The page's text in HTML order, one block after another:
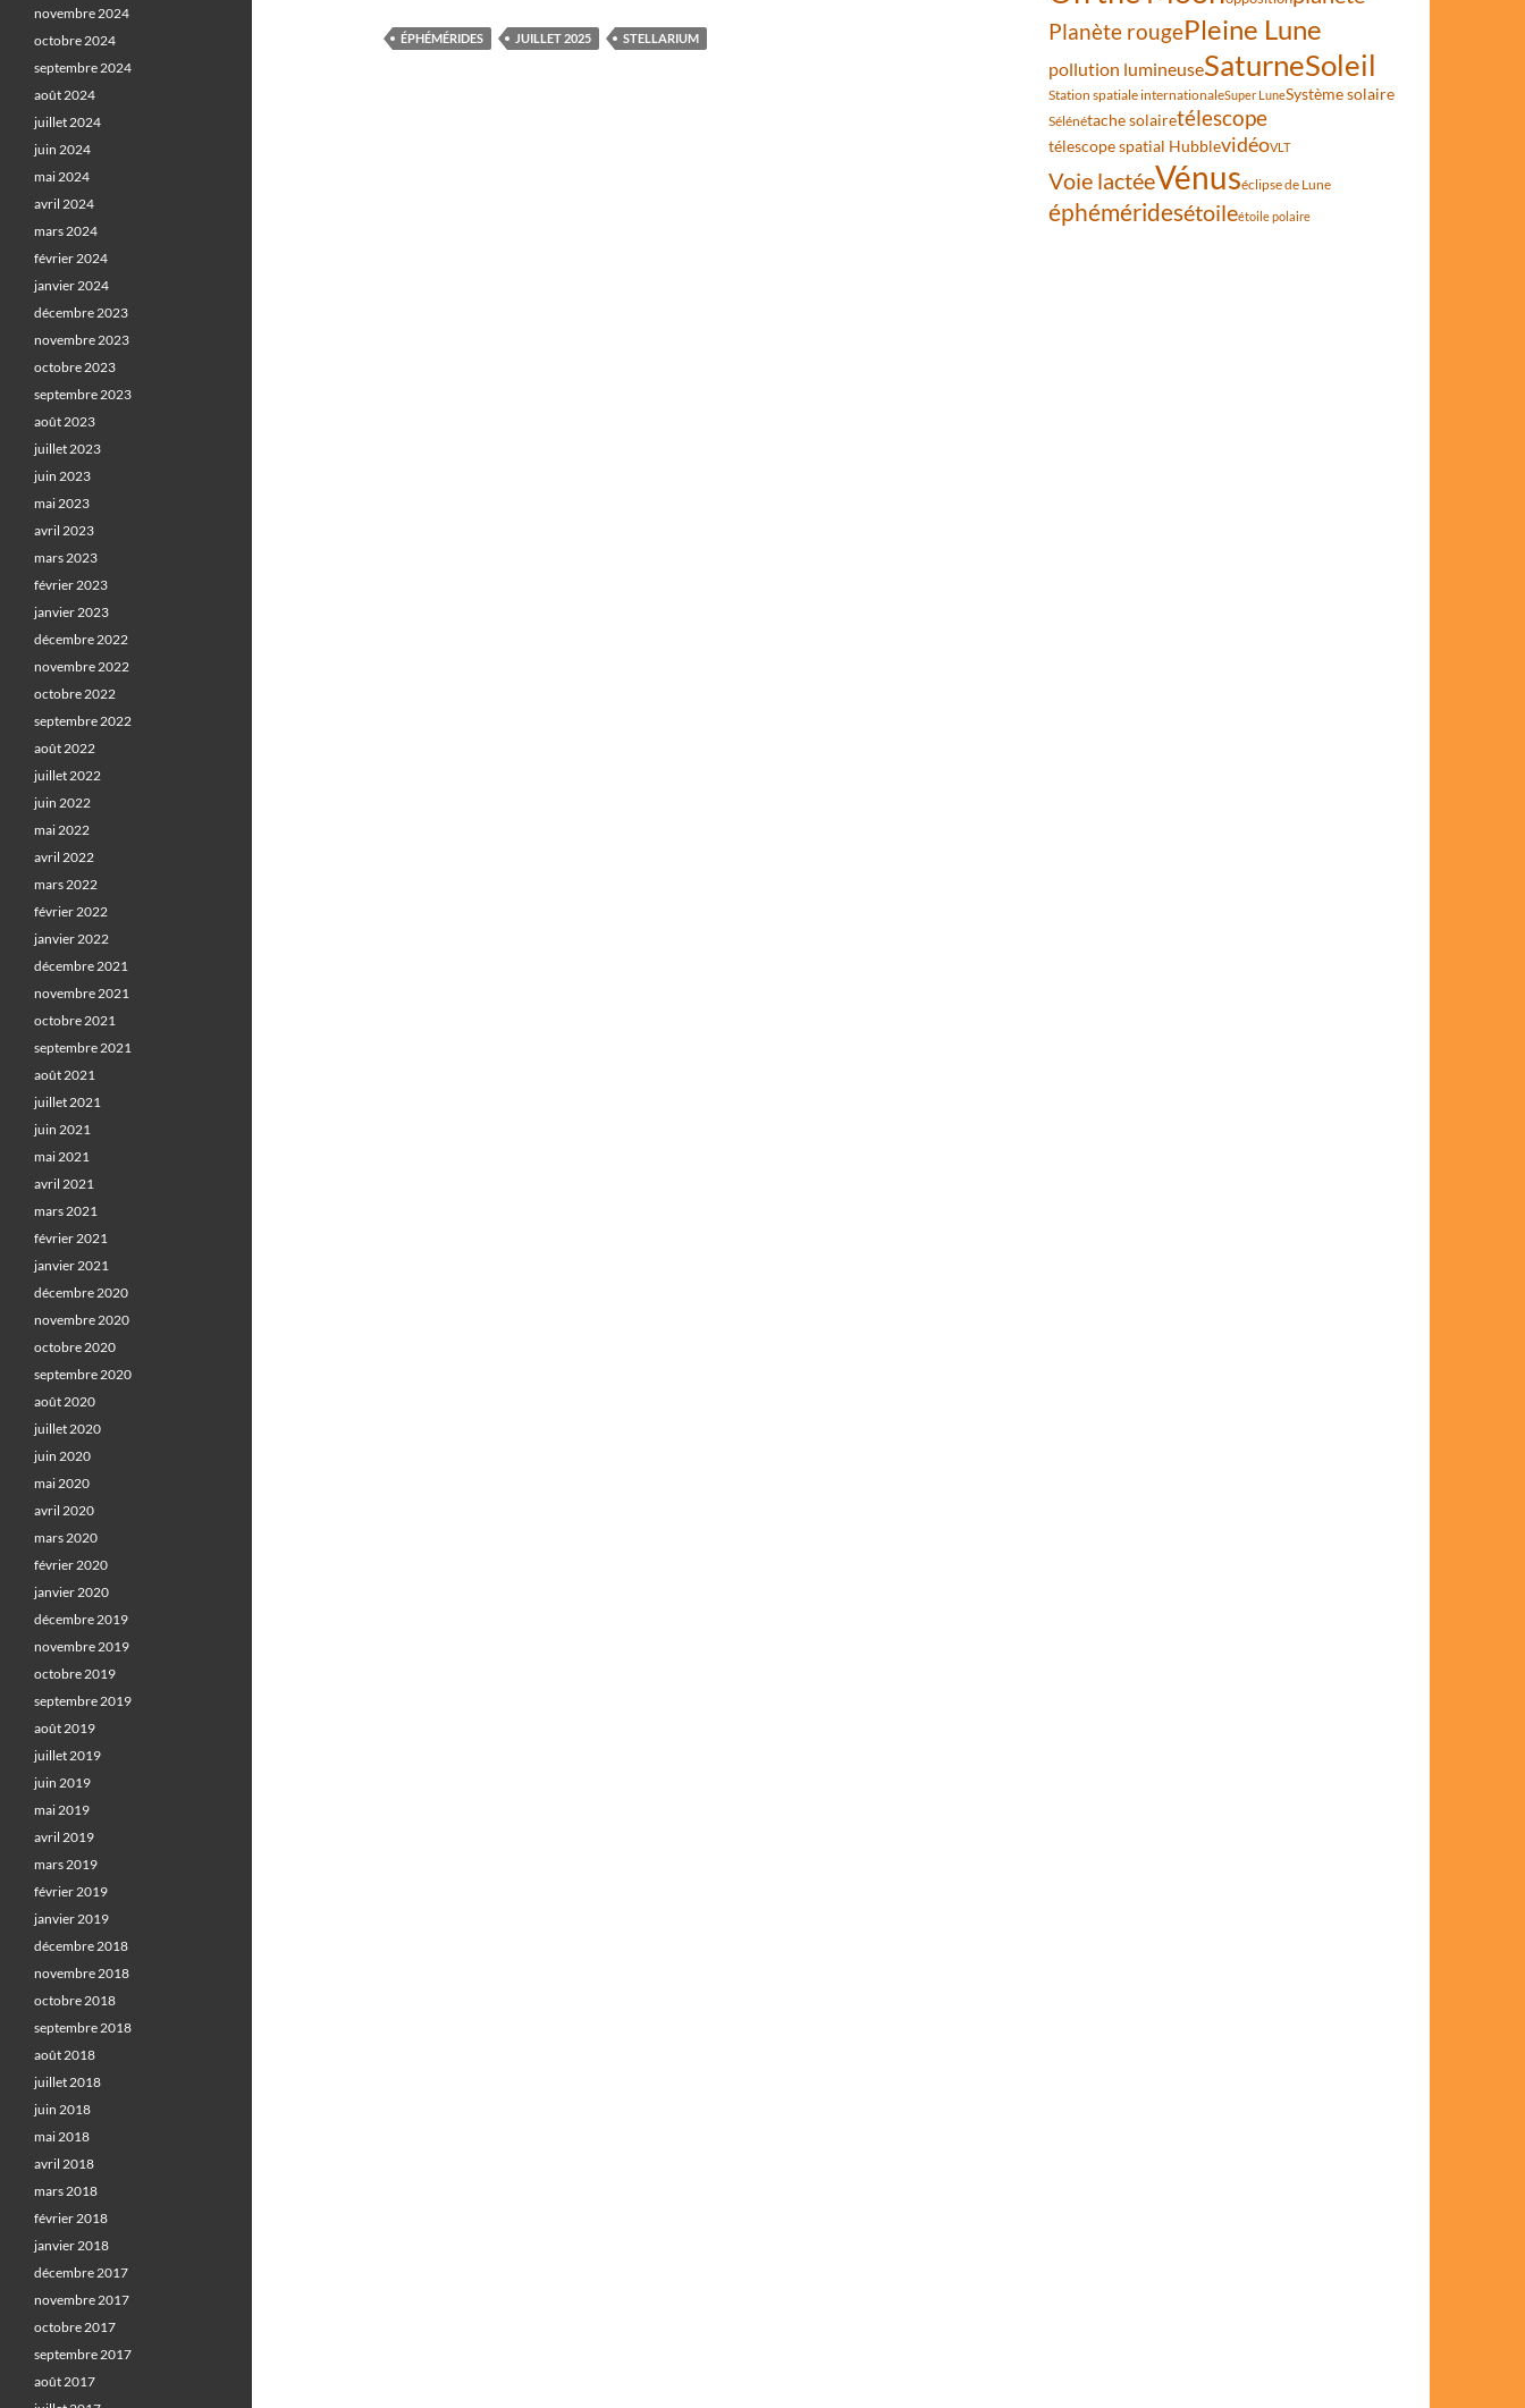
ÉPHÉMÉRIDES JUILLET 2025 STELLARIUM Planète rougePleine Lune
pollution lumineuseSaturneSoleil
Station spatiale internationaleSuper LuneSystème solaire
Sélénétache solairetélescope
télescope spatial HubblevidéoVLT
Voie lactéeVénuséclipse de Lune
éphéméridesétoileétoile polaire
novembre 2024
octobre 2024
septembre 2024
août 2024
juillet 2024
juin 2024
mai 2024
avril 2024
mars 2024
février 2024
janvier 2024
décembre 2023
novembre 2023
octobre 2023
septembre 2023
août 2023
juillet 2023
juin 2023
mai 2023
avril 2023
mars 2023
février 2023
janvier 2023
décembre 2022
novembre 2022
octobre 2022
septembre 2022
août 2022
juillet 2022
juin 2022
mai 2022
avril 2022
mars 2022
février 2022
janvier 2022
décembre 2021
novembre 2021
octobre 2021
septembre 2021
août 2021
juillet 2021
juin 2021
mai 2021
avril 2021
mars 2021
février 2021
janvier 2021
décembre 2020
novembre 2020
octobre 2020
septembre 2020
août 2020
juillet 2020
juin 2020
mai 2020
avril 2020
mars 2020
février 2020
janvier 2020
décembre 2019
novembre 2019
octobre 2019
septembre 2019
août 2019
juillet 2019
juin 2019
mai 2019
avril 2019
mars 2019
février 2019
janvier 2019
décembre 2018
novembre 2018
octobre 2018
septembre 2018
août 2018
juillet 2018
juin 2018
mai 2018
avril 2018
mars 2018
février 2018
janvier 2018
décembre 2017
novembre 2017
octobre 2017
septembre 2017
août 2017